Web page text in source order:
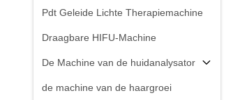
Pdt Geleide Lichte Therapiemachine
Draagbare HIFU-Machine
De Machine van de huidanalysator
de machine van de haargroei